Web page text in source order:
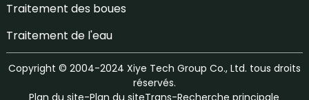
Traitement des boues
Traitement de l'eau
Copyright © 2004-2024 Xiye Tech Group Co., Ltd. tous droits
réservés.